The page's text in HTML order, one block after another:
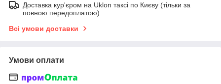
Доставка кур'єром на Uklon таксі по Києву (тільки за
повною передоплатою)
Всі умови доставки
Умови оплати